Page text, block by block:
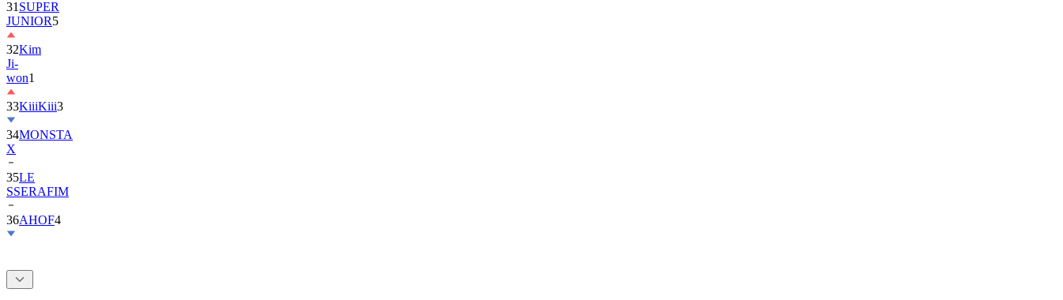
32Kim
Ji-
won1
33KiiiKiii
34MONSTA
X
35
SSERAFIM
36AHOF4